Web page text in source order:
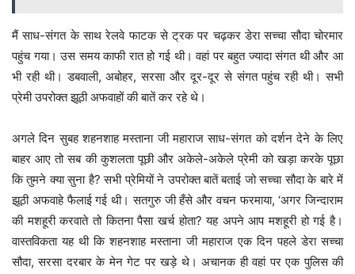
मैं साध-संगत के साथ रेलवे फाटक से ट्रक पर चढ़कर डेरा सच्चा सौदा चोरमार
पहुंच गया। उस समय काफी रात हो गई थी। वहां पर बहुत ज्यादा संगत थी और आ
भी रही थी। डबवाली, अबोहर, सरसा और दूर-दूर से संगत पहुंच रही थी। सभी
प्रेमी उपरोक्त झूठी अफवाहों की बातें कर रहे थे।
अगले दिन सुबह शहनशाह मस्ताना जी महाराज साध-संगत को दर्शन देने के लिए
बाहर आए तो सब की कुशलता पूछी और अकेले-अकेले प्रेमी को खड़ा करके पूछा
कि तुमने क्या सुना है? सभी प्रेमियों ने उपरोक्त बातें बताई जो सच्चा सौदा के बारे में
झूठी अफवाहे फैलाई गई थी। सतगुरु जी हँसे और वचन फरमाया, ‘अगर जिन्दाराम
की मशहूरी करवाते तो कितना पैसा खर्च होता? यह अपने आप मशहूरी हो गई है।
वास्तविकता यह थी कि शहनशाह मस्ताना जी महाराज एक दिन पहले डेरा सच्चा
सौदा, सरसा दरबार के मेन गेट पर खड़े थे। अचानक ही वहां पर एक पुलिस की